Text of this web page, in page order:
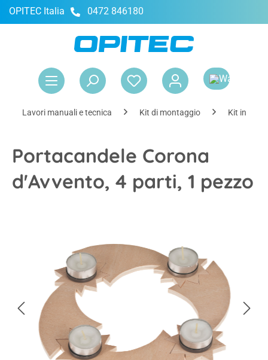
principale
OPITEC Italia 0472 846180
Lavori manuali e tecnica Kit di montaggio Kit in
Portacandele Corona
d'Avvento, 4 parti, 1 pezzo